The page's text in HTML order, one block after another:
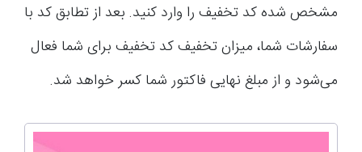
مشخص شده کد تخفیف را وارد کنید. بعد از تطابق کد با
سفارشات شما، میزان تخفیف کد تخفیف برای شما فعال
می‌شود و از مبلغ نهایی فاکتور شما کسر خواهد شد.